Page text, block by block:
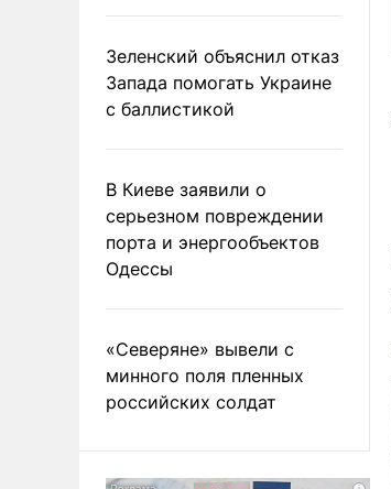
Зеленский объяснил отказ
Запада помогать Украине
с баллистикой
В Киеве заявили о
серьезном повреждении
порта и энергообъектов
Одессы
«Северяне» вывели с
минного поля пленных
российских солдат